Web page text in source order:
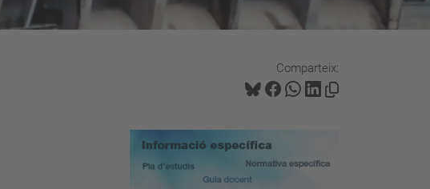
Comparteix: